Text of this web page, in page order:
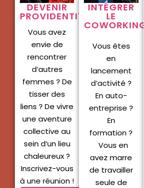
DEVENIR
PROVIDENTI'ELLES
Vous avez
envie de
rencontrer
d’autres
femmes ? De
tisser des
liens ? De vivre
une aventure
collective au
sein d’un lieu
chaleureux ?
Inscrivez-vous
à une réunion !
INTÉGRER
LE
COWORKING
Vous êtes
en
lancement
d’activité ?
En auto-
entreprise ?
En
formation ?
Vous en
avez marre
de travailler
seule de